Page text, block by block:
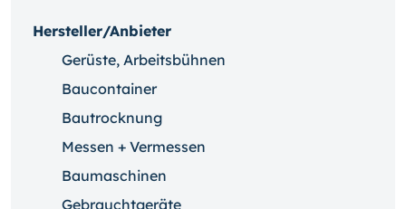
Hersteller/Anbieter
Gerüste, Arbeitsbühnen
Baucontainer
Bautrocknung
Messen + Vermessen
Baumaschinen
Gebrauchtgeräte